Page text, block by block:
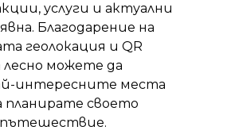
услуги и актуални
Благодарение на
геолокация и QR
можете да
интересните места
планирате своето
пътешествие.